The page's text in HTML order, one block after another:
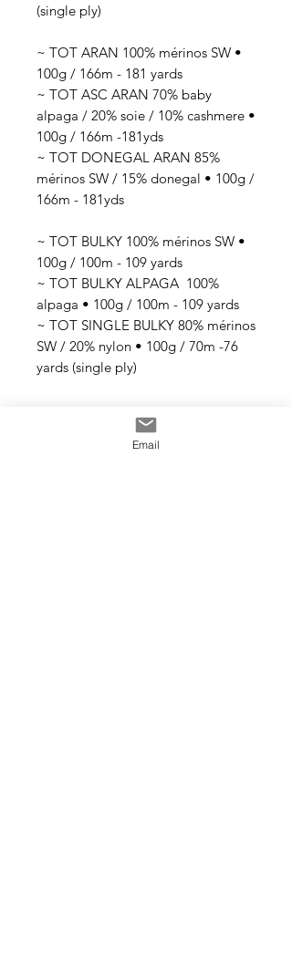
(single ply)
~ TOT ARAN 100% mérinos SW •
100g / 166m - 181 yards
~ TOT ASC ARAN 70% baby
alpaga / 20% soie / 10% cashmere •
100g / 166m -181yds
~ TOT DONEGAL ARAN 85%
mérinos SW / 15% donegal • 100g /
166m - 181yds
~ TOT BULKY 100% mérinos SW •
100g / 100m - 109 yards
~ TOT BULKY ALPAGA 100%
alpaga • 100g / 100m - 109 yards
~ TOT SINGLE BULKY 80% mérinos
SW / 20% nylon • 100g / 70m -76
yards (single ply)
Tous les fils sont teints à la main
Email